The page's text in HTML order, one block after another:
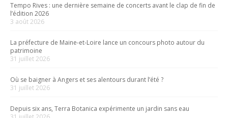
Tempo Rives : une dernière semaine de concerts avant le clap de fin de
l’édition 2026
3 août 2026
La préfecture de Maine-et-Loire lance un concours photo autour du
patrimoine
31 juillet 2026
Où se baigner à Angers et ses alentours durant l’été ?
31 juillet 2026
Depuis six ans, Terra Botanica expérimente un jardin sans eau